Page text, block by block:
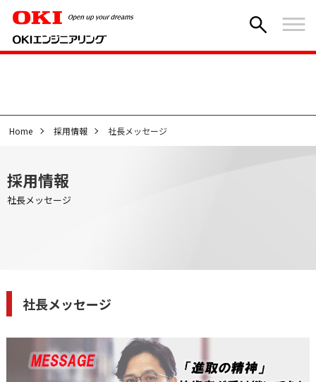
Home 採用情報 社長メッセージ
採用情報
社長メッセージ
社長メッセージ